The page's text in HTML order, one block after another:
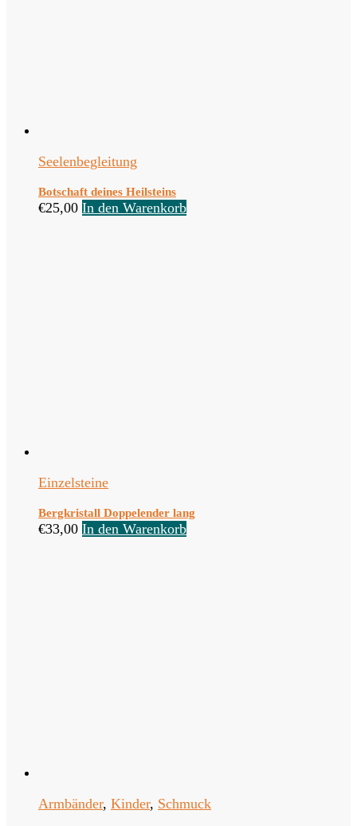
Seelenbegleitung
Botschaft deines Heilsteins
€25,00 In den Warenkorb
Einzelsteine
Bergkristall Doppelender lang
€33,00 In den Warenkorb
Armbänder, Kinder, Schmuck